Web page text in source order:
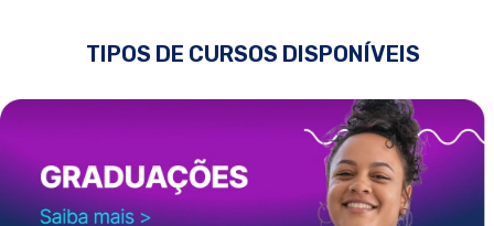
TIPOS DE CURSOS DISPONÍVEIS